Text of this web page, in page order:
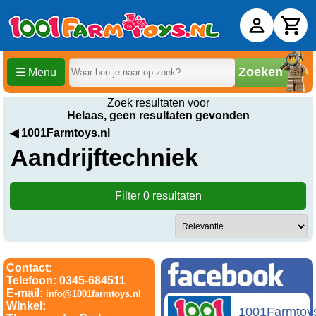
☰ Menu Zoeken
Zoek resultaten voor
Helaas, geen resultaten gevonden
◀ 1001Farmtoys.nl
Aandrijftechniek
Filter 0 resultaten
Contact:
Telefoon: 0345-684511
E-mail: info@1001farmtoys.nl
Winkel: